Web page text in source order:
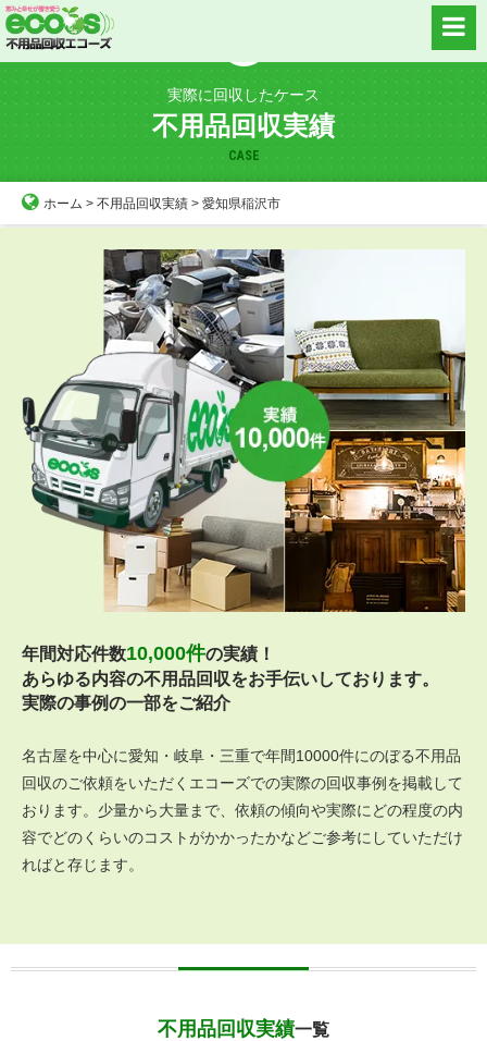
Skip
to
実際に回収したケース
不用品回収実績
CASE
ホーム > 不用品回収実績 > 愛知県稲沢市
年間対応件数10,000件の実績！
あらゆる内容の不用品回収をお手伝いしております。
実際の事例の一部をご紹介
名古屋を中心に愛知・岐阜・三重で年間10000件にのぼる不用品
回収のご依頼をいただくエコーズでの実際の回収事例を掲載して
おります。少量から大量まで、依頼の傾向や実際にどの程度の内
容でどのくらいのコストがかかったかなどご参考にしていただけ
ればと存じます。
不用品回収実績一覧